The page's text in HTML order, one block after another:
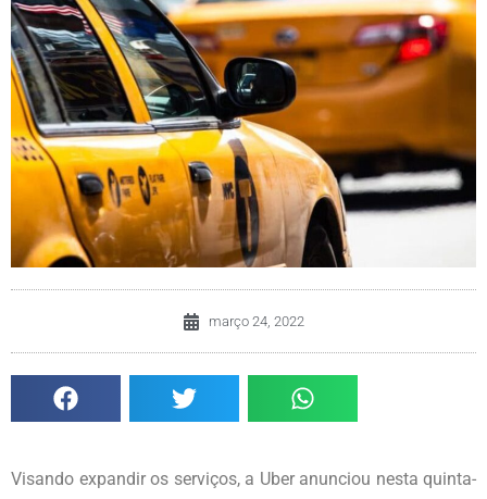
março 24, 2022
Visando expandir os serviços, a Uber anunciou nesta quinta-